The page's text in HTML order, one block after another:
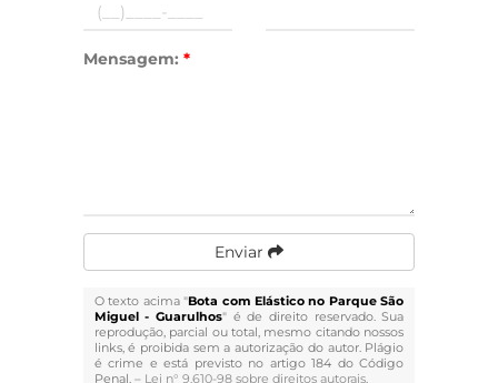
Mensagem: *
Enviar
O texto acima "Bota com Elástico no Parque São
Miguel - Guarulhos" é de direito reservado. Sua
reprodução, parcial ou total, mesmo citando nossos
links, é proibida sem a autorização do autor. Plágio
é crime e está previsto no artigo 184 do Código
Penal. – Lei n° 9.610-98 sobre direitos autorais.